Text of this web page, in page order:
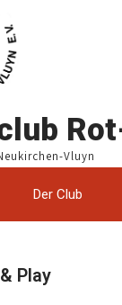
Vluyn
Der Club
Play